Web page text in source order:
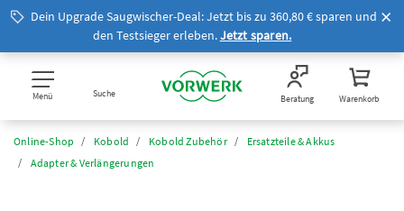
Dein Upgrade Saugwischer-Deal: Jetzt bis zu 360,80 € sparen und
den Testsieger erleben.Jetzt sparen.
Menü Suche Beratung Warenkorb
Online-Shop Kobold Kobold Zubehör
Ersatzteile & Akkus
Adapter & Verlängerungen